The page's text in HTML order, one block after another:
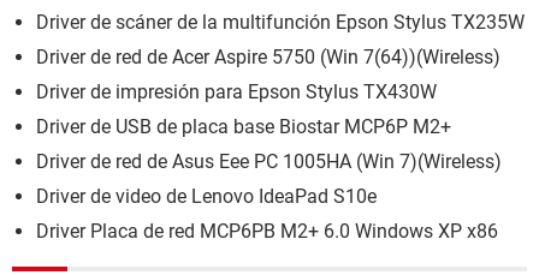
Driver de scáner de la multifunción Epson Stylus TX235W
Driver de red de Acer Aspire 5750 (Win 7(64))(Wireless)
Driver de impresión para Epson Stylus TX430W
Driver de USB de placa base Biostar MCP6P M2+
Driver de red de Asus Eee PC 1005HA (Win 7)(Wireless)
Driver de video de Lenovo IdeaPad S10e
Driver Placa de red MCP6PB M2+ 6.0 Windows XP x86